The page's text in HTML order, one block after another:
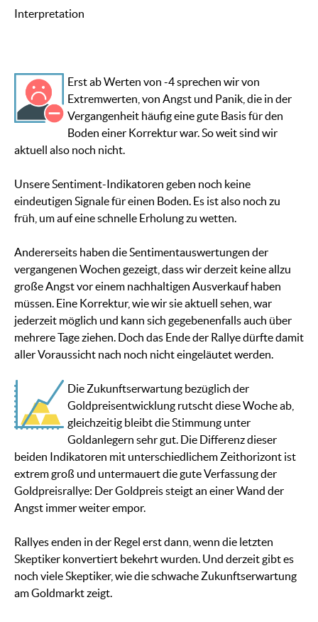
Interpretation
Erst ab Werten von -4 sprechen wir von
Extremwerten, von Angst und Panik, die in der
Vergangenheit häufig eine gute Basis für den
Boden einer Korrektur war. So weit sind wir
aktuell also noch nicht.
Unsere Sentiment-Indikatoren geben noch keine
eindeutigen Signale für einen Boden. Es ist also noch zu
früh, um auf eine schnelle Erholung zu wetten.
Andererseits haben die Sentimentauswertungen der
vergangenen Wochen gezeigt, dass wir derzeit keine allzu
große Angst vor einem nachhaltigen Ausverkauf haben
müssen. Eine Korrektur, wie wir sie aktuell sehen, war
jederzeit möglich und kann sich gegebenenfalls auch über
mehrere Tage ziehen. Doch das Ende der Rallye dürfte damit
aller Voraussicht nach noch nicht eingeläutet werden.
Die Zukunftserwartung bezüglich der
Goldpreisentwicklung rutscht diese Woche ab,
gleichzeitig bleibt die Stimmung unter
Goldanlegern sehr gut. Die Differenz dieser
beiden Indikatoren mit unterschiedlichem Zeithorizont ist
extrem groß und untermauert die gute Verfassung der
Goldpreisrallye: Der Goldpreis steigt an einer Wand der
Angst immer weiter empor.
Rallyes enden in der Regel erst dann, wenn die letzten
Skeptiker konvertiert bekehrt wurden. Und derzeit gibt es
noch viele Skeptiker, wie die schwache Zukunftserwartung
am Goldmarkt zeigt.